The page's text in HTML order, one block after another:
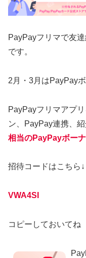
PayPayフリマで友
です。
2月・3月はPayPay
PayPayフリマアプ
ン、PayPay連携、
相当のPayPayボー
招待コードはこちら↓
VWA4SI
コピーしておいてね